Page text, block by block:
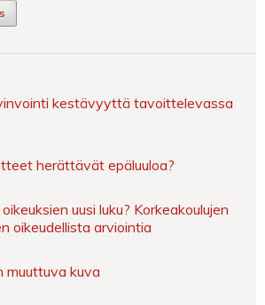
kestävyyttä tavoittelevassa
herättävät epäluuloa?
uusi luku? Korkeakoulujen
oikeudellista arviointia
muuttuva kuva